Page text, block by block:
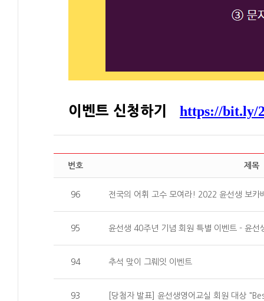
이벤트 신청하기 https://bit.ly/
번호 제목
96 전국의 어휘 고수 모여라! 2022 윤선생 보카
95 윤선생 40주년 기념 회원 특별 이벤트 - 윤
94 추석 맞이 그뤠잇 이벤트
93 [당첨자 발표] 윤선생영어교실 회원 대상